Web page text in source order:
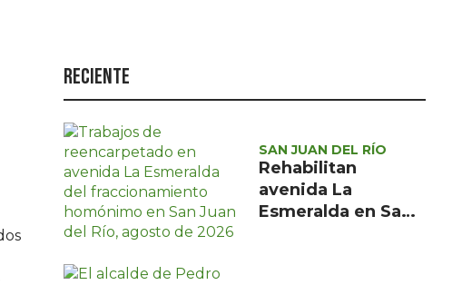
Política
Asuntos Sociales
Estilo de vida
Opinión
Reciente
SAN JUAN DEL RÍO
Rehabilitan
avenida La
Esmeralda en San